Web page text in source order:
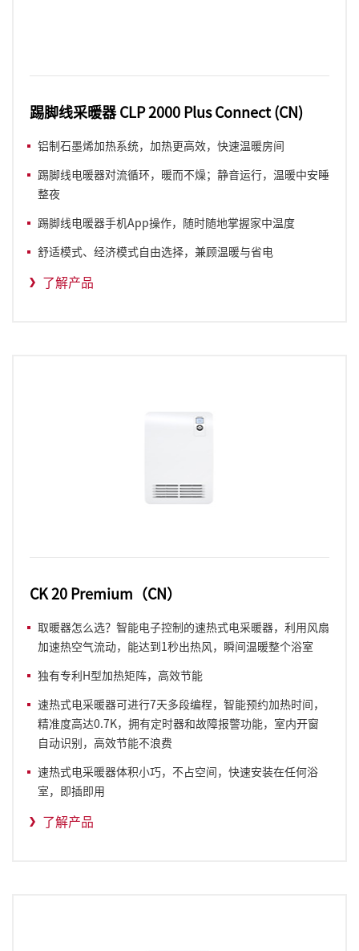
踢脚线采暖器 CLP 2000 Plus Connect (CN)
铝制石墨烯加热系统，加热更高效，快速温暖房间
踢脚线电暖器对流循环，暖而不燥；静音运行，温暖中安睡
整夜
踢脚线电暖器手机App操作，随时随地掌握家中温度
舒适模式、经济模式自由选择，兼顾温暖与省电
了解产品
CK 20 Premium（CN）
取暖器怎么选？智能电子控制的速热式电采暖器，利用风扇
加速热空气流动，能达到1秒出热风，瞬间温暖整个浴室
独有专利H型加热矩阵，高效节能
速热式电采暖器可进行7天多段编程，智能预约加热时间，
精准度高达0.7K，拥有定时器和故障报警功能，室内开窗
自动识别，高效节能不浪费
速热式电采暖器体积小巧，不占空间，快速安装在任何浴
室，即插即用
了解产品